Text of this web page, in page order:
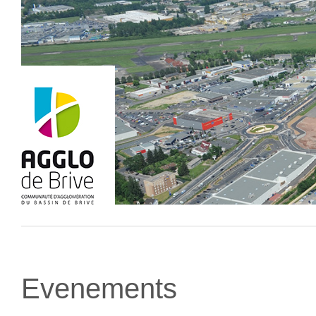
Evenements